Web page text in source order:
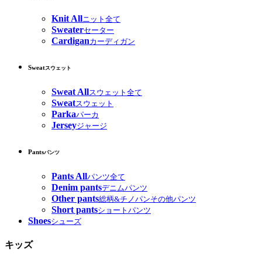
Knit Allニット全て
Sweaterセーター
Cardiganカーディガン
Sweatスウェット
Sweat Allスウェット全て
Sweatスウェット
Parkaパーカ
Jerseyジャージ
Pantsパンツ
Pants Allパンツ全て
Denim pantsデニムパンツ
Other pants総柄&チノパンその他パンツ
Short pantsショートパンツ
Shoesシューズ
キッズ